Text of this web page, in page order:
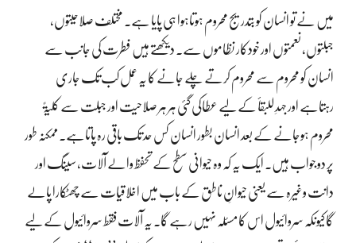
میں نے تو انسان کو بتدریج محروم ہوتاہوا ہی پایا ہے۔ مختلف صلاحیتوں،
جبلتوں، نعمتوں اور خودکار نظاموں سے۔ دیکھتے ہیں فطرت کی جانب سے
انسان کو محروم سے محروم کرتے چلے جانے کا یہ عمل کب تک جاری
رہتاہے اور جہدِ للبقأ کے لیے عطاکی گئی ہر ہر صلاحیت اور جبلت سے کلیۃً
محروم ہوجانے کے بعد انسان بطور انسان کس حد تک باقی رہ پاتاہے۔ ممکنہ طور
پر دو جواب ہیں۔ ایک یہ کہ وہ حیوانی سطح کے تحفظ والے آلات، سینگ اور
دانت وغیرہ سے یعنی حیوانِ ناطق کے باب میں اخلاقیات سے چھٹکارا پالے
گا کیونکہ سروائیول اس کا مسئلہ نہیں رہے گا۔ یہ آلات فقط سروائیول کے لیے